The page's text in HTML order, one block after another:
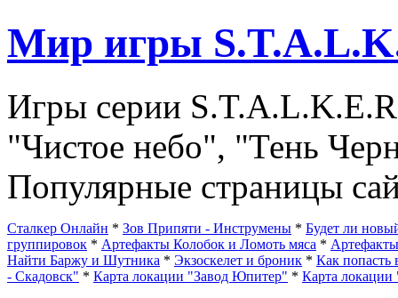
Мир игры
Игры серии
"Чистое небо", "Тень
Популярные страницы
Сталкер Онлайн * Зов Припяти - Инструмены * Будет ли
группировок * Артефакты Колобок и Ломоть мяса * Артефакты
Найти Баржу и Шутника * Экзоскелет и броник * Как попасть
- Скадовск" * Карта локации "Завод Юпитер" * Карта